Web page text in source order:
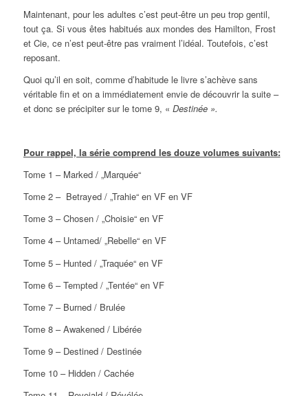
Maintenant, pour les adultes c’est peut-être un peu trop gentil,
tout ça. Si vous êtes habitués aux mondes des Hamilton, Frost
et Cie, ce n’est peut-être pas vraiment l’idéal. Toutefois, c’est
reposant.
Quoi qu’il en soit, comme d’habitude le livre s’achève sans
véritable fin et on a immédiatement envie de découvrir la suite –
et donc se précipiter sur le tome 9, « Destinée ».
Pour rappel, la série comprend les douze volumes suivants:
Tome 1 – Marked / „Marquée“
Tome 2 – Betrayed / „Trahie“ en VF en VF
Tome 3 – Chosen / „Choisie“ en VF
Tome 4 – Untamed/ „Rebelle“ en VF
Tome 5 – Hunted / „Traquée“ en VF
Tome 6 – Tempted / „Tentée“ en VF
Tome 7 – Burned / Brulée
Tome 8 – Awakened / Libérée
Tome 9 – Destined / Destinée
Tome 10 – Hidden / Cachée